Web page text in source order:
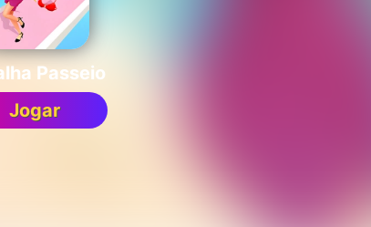
Passeio
Jogar